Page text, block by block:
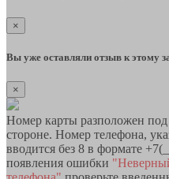
×
Вы уже оставляли отзыв к этому
×
Номер карты разположен
стороне. Номер телефона,
вводится без 8 в формате
появления ошибки